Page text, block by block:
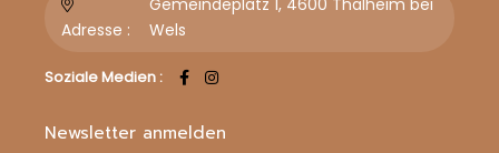
Adresse :
Gemeindeplatz 1, 4600 Thalheim bei
Wels
Soziale Medien :
Newsletter anmelden